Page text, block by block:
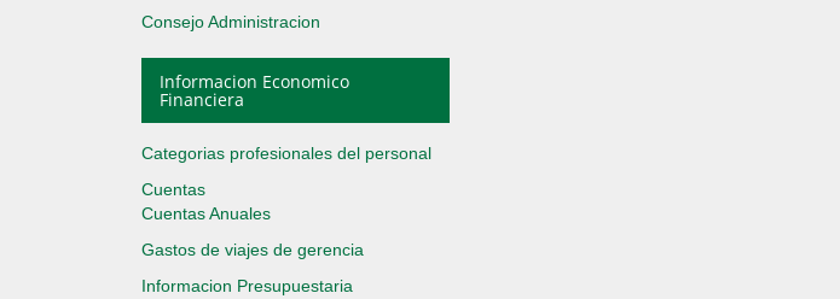
Consejo Administracion
Informacion Economico
Financiera
Categorias profesionales del personal
Cuentas
Cuentas Anuales
Gastos de viajes de gerencia
Informacion Presupuestaria